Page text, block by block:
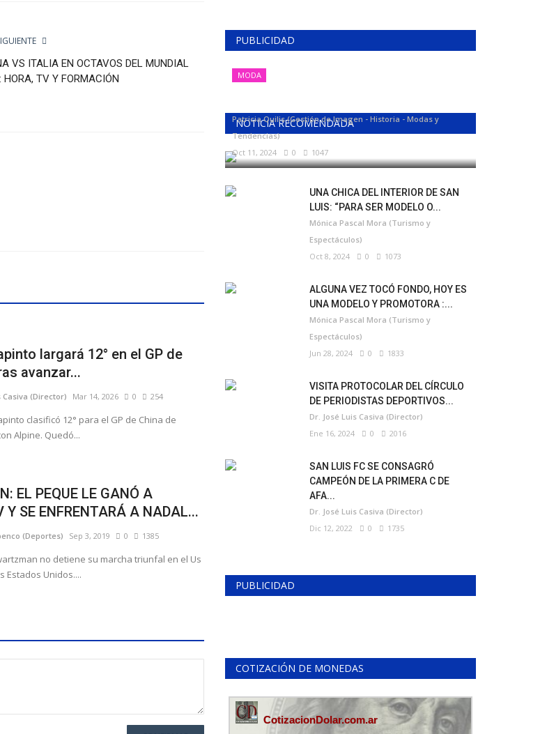
VS ITALIA EN OCTAVOS DEL MUNDIAL
HORA, TV Y FORMACIÓN
largará 12° en el GP de
avanzar...
Casiva (Director) Mar 14, 2026 0 254
clasificó 12° para el GP de China de
Alpine. Quedó...
EL PEQUE LE GANÓ A
Y SE ENFRENTARÁ A NADAL...
(Deportes) Sep 3, 2019 0 1385
no detiene su marcha triunfal en el Us
Estados Unidos....
PUBLICIDAD
NOTICIA RECOMENDADA
MODA
Patricia Quilis (Gestión de Imagen - Historia - Modas y
Tendencias)
Oct 11, 2024
0 1047
UNA CHICA DEL INTERIOR DE SAN
LUIS: “PARA SER MODELO O...
Mónica Pascal Mora (Turismo y
Espectáculos)
Oct 8, 2024
0 1073
ALGUNA VEZ TOCÓ FONDO, HOY ES
UNA MODELO Y PROMOTORA :...
Mónica Pascal Mora (Turismo y
Espectáculos)
Jun 28, 2024
0 1833
VISITA PROTOCOLAR DEL CÍRCULO
DE PERIODISTAS DEPORTIVOS...
Dr. José Luis Casiva (Director)
Ene 16, 2024
0 2016
SAN LUIS FC SE CONSAGRÓ
CAMPEÓN DE LA PRIMERA C DE
AFA...
Dr. José Luis Casiva (Director)
Dic 12, 2022
0 1735
PUBLICIDAD
COTIZACIÓN DE MONEDAS